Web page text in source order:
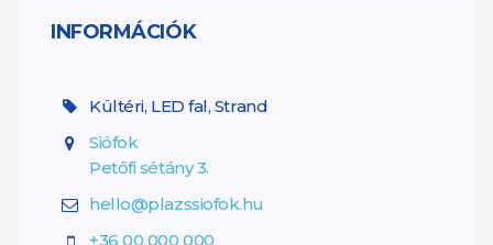
INFORMÁCIÓK
Kültéri, LED fal, Strand
Siófok
Petőfi sétány 3.
hello@plazssiofok.hu
+36 00 000 000